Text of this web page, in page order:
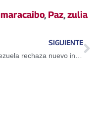
maracaibo, Paz,zulia
SIGUIENTE